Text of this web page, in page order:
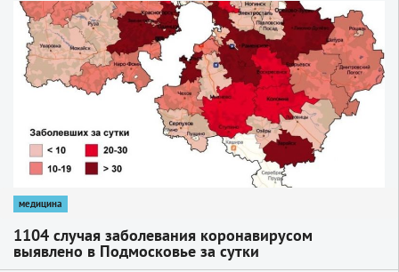
1
медицина
1104 случая заболевания коронавирусом
выявлено в Подмосковье за сутки